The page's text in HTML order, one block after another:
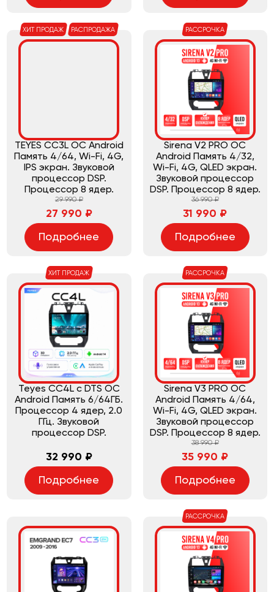
ХИТ ПРОДАЖ РАСПРОДАЖА
TEYES CC3L ОС Android
Память 4/64, Wi-Fi, 4G,
IPS экран. Звуковой
процессор DSP.
Процессор 8 ядер.
29 990 ₽
27 990 ₽
Подробнее
РАССРОЧКА
Sirena V2 PRO ОС
Android Память 4/32,
Wi-Fi, 4G, QLED экран.
Звуковой процессор
DSP. Процессор 8 ядер.
36 990 ₽
31 990 ₽
Подробнее
ХИТ ПРОДАЖ
Teyes CC4L с DTS ОС
Android Память 6/64ГБ.
Процессор 4 ядер, 2.0
ГГц. Звуковой
процессор DSP.
32 990 ₽
Подробнее
РАССРОЧКА
Sirena V3 PRO ОС
Android Память 4/64,
Wi-Fi, 4G, QLED экран.
Звуковой процессор
DSP. Процессор 8 ядер.
38 990 ₽
35 990 ₽
Подробнее
РАССРОЧКА